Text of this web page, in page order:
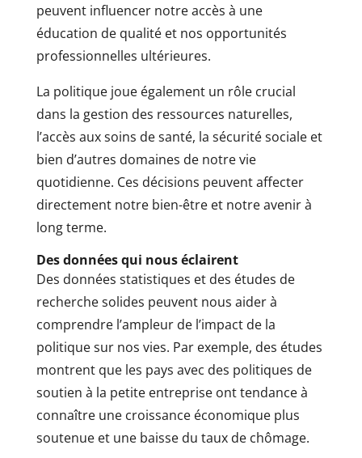
peuvent influencer notre accès à une
éducation de qualité et nos opportunités
professionnelles ultérieures.
La politique joue également un rôle crucial
dans la gestion des ressources naturelles,
l’accès aux soins de santé, la sécurité sociale et
bien d’autres domaines de notre vie
quotidienne. Ces décisions peuvent affecter
directement notre bien-être et notre avenir à
long terme.
Des données qui nous éclairent
Des données statistiques et des études de
recherche solides peuvent nous aider à
comprendre l’ampleur de l’impact de la
politique sur nos vies. Par exemple, des études
montrent que les pays avec des politiques de
soutien à la petite entreprise ont tendance à
connaître une croissance économique plus
soutenue et une baisse du taux de chômage.